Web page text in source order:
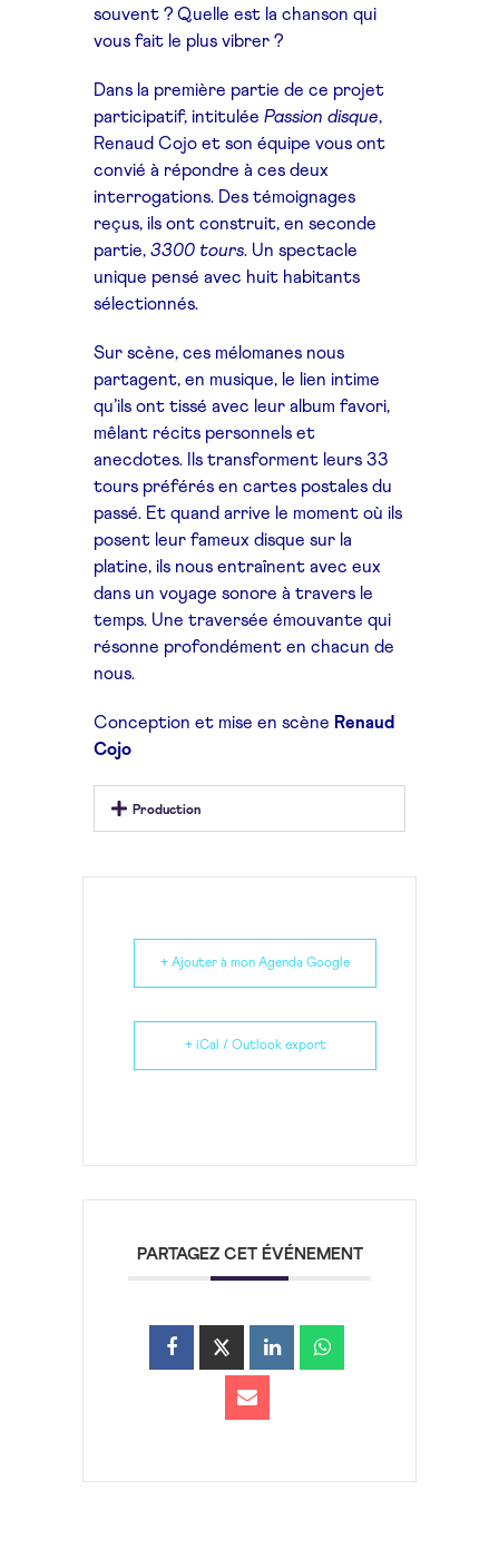
souvent ? Quelle est la chanson qui
vous fait le plus vibrer ?
Dans la première partie de ce projet
participatif, intitulée Passion disque,
Renaud Cojo et son équipe vous ont
convié à répondre à ces deux
interrogations. Des témoignages
reçus, ils ont construit, en seconde
partie, 3300 tours. Un spectacle
unique pensé avec huit habitants
sélectionnés.
Sur scène, ces mélomanes nous
partagent, en musique, le lien intime
qu’ils ont tissé avec leur album favori,
mêlant récits personnels et
anecdotes. Ils transforment leurs 33
tours préférés en cartes postales du
passé. Et quand arrive le moment où ils
posent leur fameux disque sur la
platine, ils nous entraînent avec eux
dans un voyage sonore à travers le
temps. Une traversée émouvante qui
résonne profondément en chacun de
nous.
Conception et mise en scène Renaud
Cojo
Production
+ Ajouter à mon Agenda Google
+ iCal / Outlook export
PARTAGEZ CET ÉVÉNEMENT